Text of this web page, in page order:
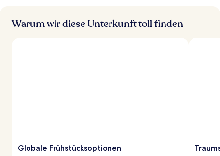
Warum wir diese Unterkunft toll finden
Globale Frühstücksoptionen